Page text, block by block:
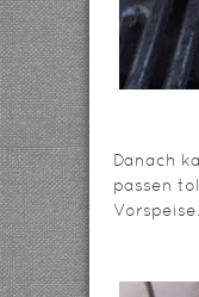
Danach
passen